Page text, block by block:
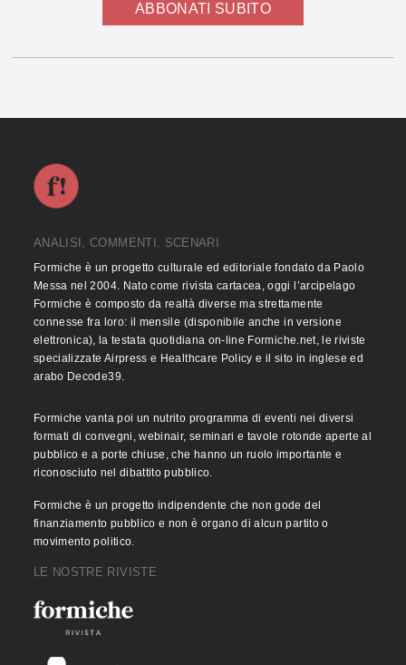
ABBONATI SUBITO
ANALISI, COMMENTI, SCENARI
Formiche è un progetto culturale ed editoriale fondato da Paolo
Messa nel 2004. Nato come rivista cartacea, oggi l’arcipelago
Formiche è composto da realtà diverse ma strettamente
connesse fra loro: il mensile (disponibile anche in versione
elettronica), la testata quotidiana on-line Formiche.net, le riviste
specializzate Airpress e Healthcare Policy e il sito in inglese ed
arabo Decode39.
Formiche vanta poi un nutrito programma di eventi nei diversi
formati di convegni, webinair, seminari e tavole rotonde aperte al
pubblico e a porte chiuse, che hanno un ruolo importante e
riconosciuto nel dibattito pubblico.
Formiche è un progetto indipendente che non gode del
finanziamento pubblico e non è organo di alcun partito o
movimento politico.
LE NOSTRE RIVISTE